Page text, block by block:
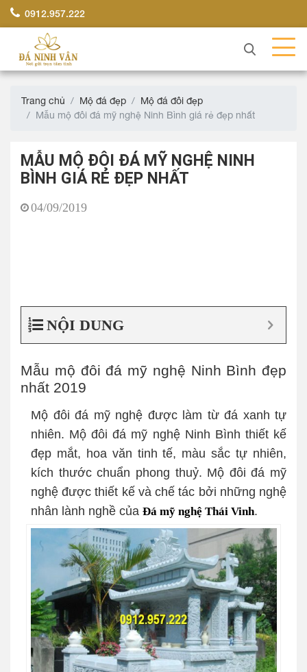
0912.957.222
Trang chủ Mộ đá đẹp
Mộ đá đôi đẹp
Mẫu mộ đôi đá mỹ nghệ Ninh Bình giá rẻ đẹp nhất
MẪU MỘ ĐÔI ĐÁ MỸ NGHỆ NINH
BÌNH GIÁ RẺ ĐẸP NHẤT
04/09/2019
NỘI DUNG
Mẫu mộ đôi đá mỹ nghệ Ninh Bình đẹp
nhất 2019
Mộ đôi đá mỹ nghệ được làm từ đá xanh tự
nhiên. Mộ đôi đá mỹ nghệ Ninh Bình thiết kế
đẹp mắt, hoa văn tinh tế, màu sắc tự nhiên,
kích thước chuẩn phong thuỷ. Mộ đôi đá mỹ
nghệ được thiết kế và chế tác bởi những nghệ
nhân lành nghề của Đá mỹ nghệ Thái Vinh.